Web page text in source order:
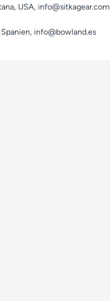
USA, info@sitkagear.com
info@bowland.es